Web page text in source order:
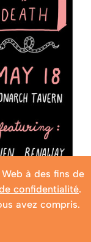
à des fins de
confidentialité.
avez compris.